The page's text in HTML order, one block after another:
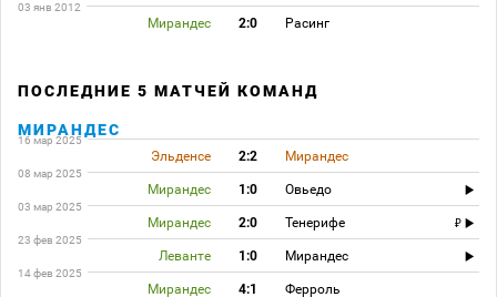
03 янв 2012
Мирандес 2:0 Расинг
ПОСЛЕДНИЕ 5 МАТЧЕЙ КОМАНД
МИРАНДЕС
16 мар 2025
Эльденсе 2:2 Мирандес
08 мар 2025
Мирандес 1:0 Овьедо
03 мар 2025
Мирандес 2:0 Тенерифе
23 фев 2025
Леванте 1:0 Мирандес
14 фев 2025
Мирандес 4:1 Ферроль